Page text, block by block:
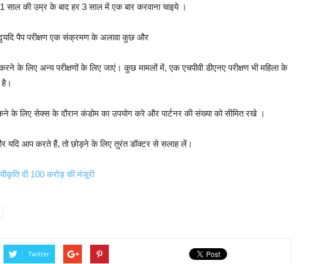
साल की उम्र के बाद हर 3 साल में एक बार करवाना चाइये ।
पैप परीक्षण एक संक्रमण के अलावा कुछ और
करने के लिए अन्य परीक्षणों के लिए जाएं। कुछ मामलों में, एक एचपीवी डीएनए परीक्षण भी महिला के
है।
के लिए सेक्स के दौरान कंडोम का उपयोग करे और पार्टनर की संख्या को सीमित रखे ।
यदि आप करते हैं, तो छोड़ने के लिए तुरंत डॉक्टर से सलाह लें।
दी 100 करोड़ की मंजूरी
Twitter